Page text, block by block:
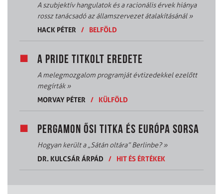
A szubjektív hangulatok és a racionális érvek hiánya
rossz tanácsadó az államszervezet átalakításánál»
HACK PÉTER
/ BELFÖLD
A PRIDE TITKOLT EREDETE
A melegmozgalom programját évtizedekkel ezelőtt
megírták»
MORVAY PÉTER
/ KÜLFÖLD
PERGAMON ŐSI TITKA ÉS EURÓPA SORSA
Hogyan került a „Sátán oltára” Berlinbe?»
DR. KULCSÁR ÁRPÁD
/ HIT ÉS ÉRTÉKEK